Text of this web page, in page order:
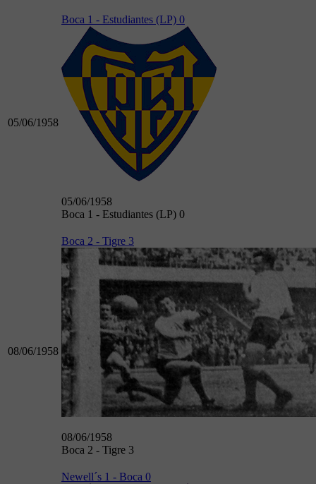
05/06/1958
Boca 1 - Estudiantes (LP) 0
05/06/1958
Boca 1 - Estudiantes (LP) 0
08/06/1958
Boca 2 - Tigre 3
08/06/1958
Boca 2 - Tigre 3
Newell´s 1 - Boca 0